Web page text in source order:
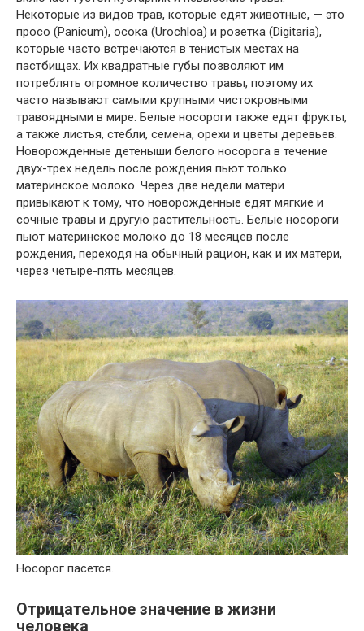
Некоторые из видов трав, которые едят животные, — это
просо (Panicum), осока (Urochloa) и розетка (Digitaria),
которые часто встречаются в тенистых местах на
пастбищах. Их квадратные губы позволяют им
потреблять огромное количество травы, поэтому их
часто называют самыми крупными чистокровными
травоядными в мире. Белые носороги также едят фрукты,
а также листья, стебли, семена, орехи и цветы деревьев.
Новорожденные детеныши белого носорога в течение
двух-трех недель после рождения пьют только
материнское молоко. Через две недели матери
привыкают к тому, что новорожденные едят мягкие и
сочные травы и другую растительность. Белые носороги
пьют материнское молоко до 18 месяцев после
рождения, переходя на обычный рацион, как и их матери,
через четыре-пять месяцев.
Носорог пасется.
Отрицательное значение в жизни
человека